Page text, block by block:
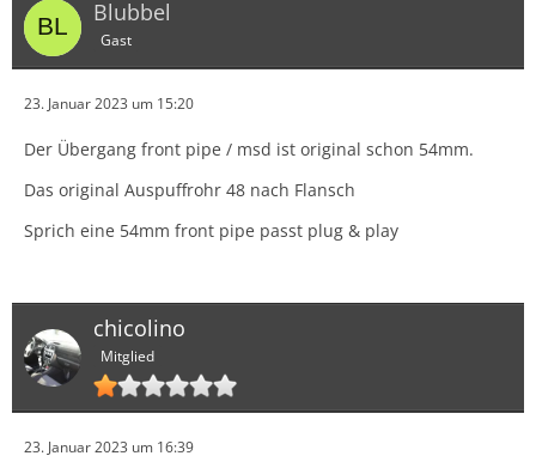
Blubbel
Gast
23. Januar 2023 um 15:20
Der Übergang front pipe / msd ist original schon 54mm.
Das original Auspuffrohr 48 nach Flansch
Sprich eine 54mm front pipe passt plug & play
chicolino
Mitglied
23. Januar 2023 um 16:39